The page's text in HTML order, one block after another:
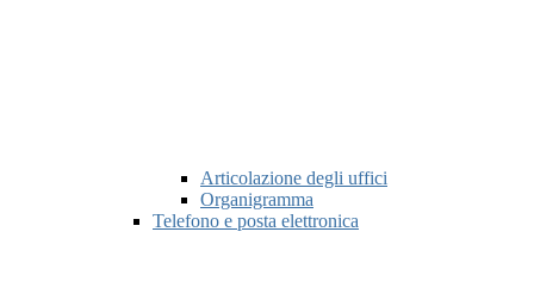
Articolazione degli uffici
Organigramma
Telefono e posta elettronica